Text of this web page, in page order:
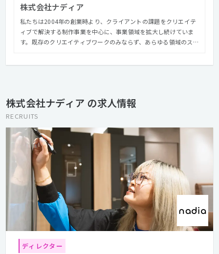
株式会社ナディア
私たちは2004年の創業時より、クライアントの課題をクリエイテ
ィブで解決する制作事業を中心に、事業領域を拡大し続けていま
す。既存のクリエイティブワークのみならず、あらゆる領域のスペ
株式会社ナディア の求人情報
RECRUITS
ディレクター